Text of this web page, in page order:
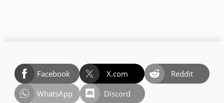
Facebook X.com
Reddit
WhatsApp
Discord